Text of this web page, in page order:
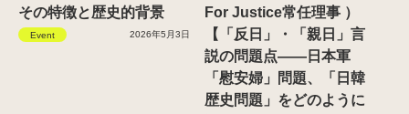
その特徴と歴史的背景
Event 2026年5月3日
For Justice常任理事 ）
【「反日」・「親日」言
説の問題点——日本軍
「慰安婦」問題、「日韓
歴史問題」をどのように